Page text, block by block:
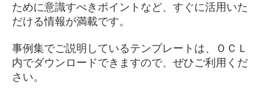
ために意識すべきポイントなど、すぐに活用いた
だける情報が満載です。
事例集でご説明しているテンプレートは、ＯＣＬ
内でダウンロードできますので、ぜひご利用くだ
さい。